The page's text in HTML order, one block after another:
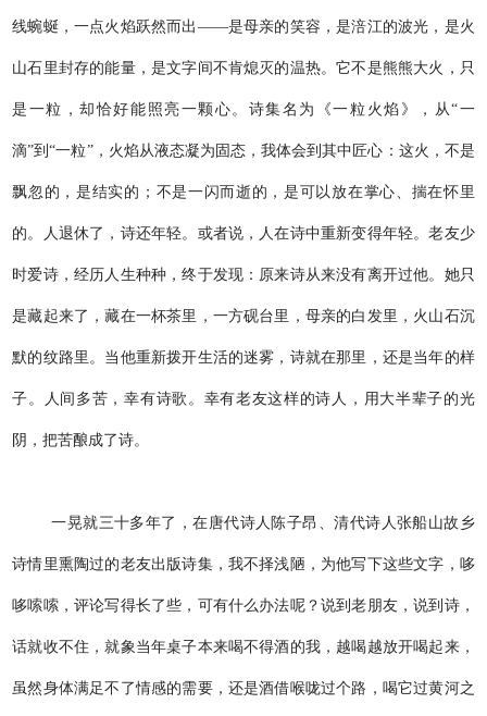
线蜿蜒，一点火焰跃然而出——是母亲的笑容，是涪江的波光，是火
山石里封存的能量，是文字间不肯熄灭的温热。它不是熊熊大火，只
是一粒，却恰好能照亮一颗心。诗集名为《一粒火焰》，从“一
滴”到“一粒”，火焰从液态凝为固态，我体会到其中匠心：这火，不是
飘忽的，是结实的；不是一闪而逝的，是可以放在掌心、揣在怀里
的。人退休了，诗还年轻。或者说，人在诗中重新变得年轻。老友少
时爱诗，经历人生种种，终于发现：原来诗从来没有离开过他。她只
是藏起来了，藏在一杯茶里，一方砚台里，母亲的白发里，火山石沉
默的纹路里。当他重新拨开生活的迷雾，诗就在那里，还是当年的样
子。人间多苦，幸有诗歌。幸有老友这样的诗人，用大半辈子的光
阴，把苦酿成了诗。
一晃就三十多年了，在唐代诗人陈子昂、清代诗人张船山故乡
诗情里熏陶过的老友出版诗集，我不择浅陋，为他写下这些文字，哆
哆嗦嗦，评论写得长了些，可有什么办法呢？说到老朋友，说到诗，
话就收不住，就象当年桌子本来喝不得酒的我，越喝越放开喝起来，
虽然身体满足不了情感的需要，还是酒借喉咙过个路，喝它过黄河之